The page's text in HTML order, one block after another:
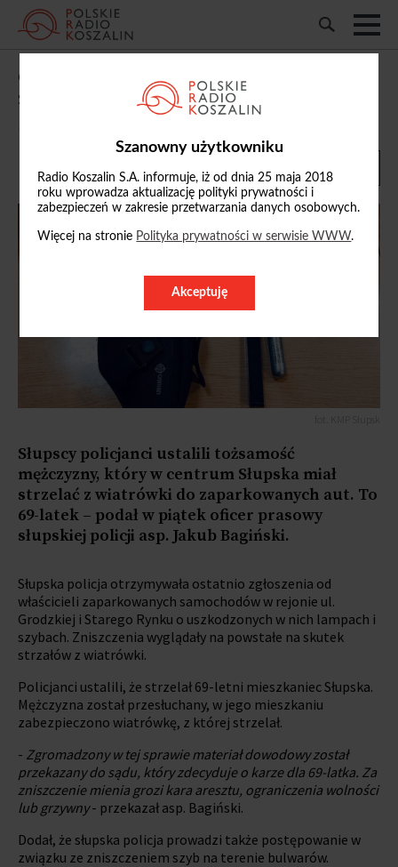
Szanowny użytkowniku
Radio Koszalin S.A. informuje, iż od dnia 25 maja 2018
roku wprowadza aktualizację polityki prywatności i
zabezpieczeń w zakresie przetwarzania danych osobowych.
Więcej na stronie Polityka prywatności w serwisie WWW.
Akceptuję
69-latek strzelał z wiatrówki do
zaparkowanych aut w centrum Słupska
Słupscy policjanci ustalili tożsamość
mężczyzny, który w centrum Słupska miał
strzelać z wiatrówki do zaparkowanych aut. To
69-latek – podał w piątek oficer prasowy
słupskiej policji asp. Jakub Bagiński.
Słupska policja otrzymywała ostatnio zgłoszenia od
właścicieli zaparkowanych samochodów w rejonie ul.
Grodzkiej i Starego Rynku o uszkodzonych w nich lampach i
szybach. Zniszczenia wyglądały na powstałe na skutek
strzałów z wiatrówki.
Policjanci ustalili, że strzelał 69-letni mieszkaniec Słupska.
Mężczyzna został przesłuchany, w jego mieszkaniu
zabezpieczono wiatrówkę, z której strzelał.
- Zgromadzony w tej sprawie materiał dowodowy został
przekazany do sądu, który zdecyduje o karze dla 69-latka. Za
zniszczenie mienia grozi kara aresztu, ograniczenia wolności
lub grzywny- przekazał asp. Bagiński.
Dodał, że słupska policja prowadzi także postępowanie w
związku ze zniszczeniem szyb na terenie bulwarów.